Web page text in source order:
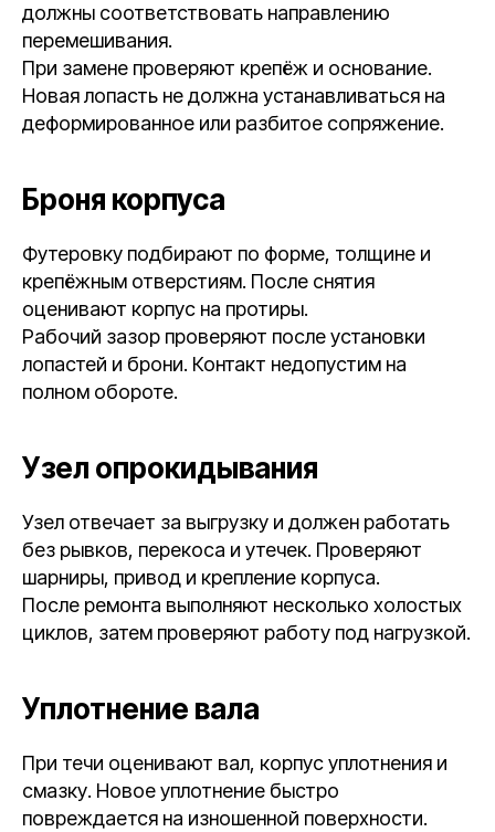
должны соответствовать направлению
перемешивания.
При замене проверяют крепёж и основание.
Новая лопасть не должна устанавливаться на
деформированное или разбитое сопряжение.
Броня корпуса
Футеровку подбирают по форме, толщине и
крепёжным отверстиям. После снятия
оценивают корпус на протиры.
Рабочий зазор проверяют после установки
лопастей и брони. Контакт недопустим на
полном обороте.
Узел опрокидывания
Узел отвечает за выгрузку и должен работать
без рывков, перекоса и утечек. Проверяют
шарниры, привод и крепление корпуса.
После ремонта выполняют несколько холостых
циклов, затем проверяют работу под нагрузкой.
Уплотнение вала
При течи оценивают вал, корпус уплотнения и
смазку. Новое уплотнение быстро
повреждается на изношенной поверхности.